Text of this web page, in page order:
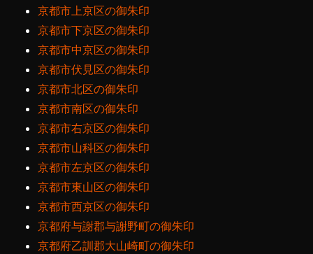
京都市上京区の御朱印
京都市下京区の御朱印
京都市中京区の御朱印
京都市伏見区の御朱印
京都市北区の御朱印
京都市南区の御朱印
京都市右京区の御朱印
京都市山科区の御朱印
京都市左京区の御朱印
京都市東山区の御朱印
京都市西京区の御朱印
京都府与謝郡与謝野町の御朱印
京都府乙訓郡大山崎町の御朱印